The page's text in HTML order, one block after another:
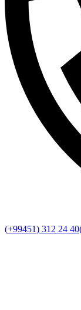
(+99451) 312 24 40